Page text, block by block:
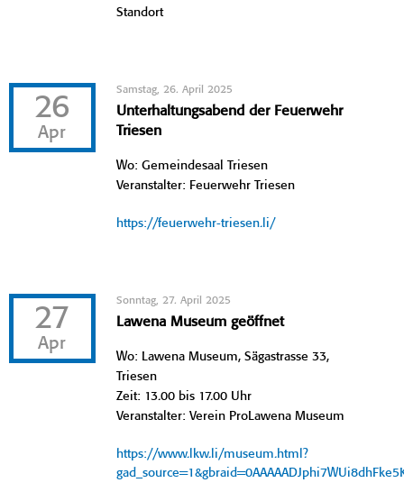
Standort
26
Apr
Samstag, 26. April 2025
Unterhaltungsabend der Feuerwehr
Triesen
Wo: Gemeindesaal Triesen
Veranstalter: Feuerwehr Triesen
https://feuerwehr-triesen.li/
27
Apr
Sonntag, 27. April 2025
Lawena Museum geöffnet
Wo: Lawena Museum, Sägastrasse 33,
Triesen
Zeit: 13.00 bis 17.00 Uhr
Veranstalter: Verein ProLawena Museum
https://www.lkw.li/museum.html?